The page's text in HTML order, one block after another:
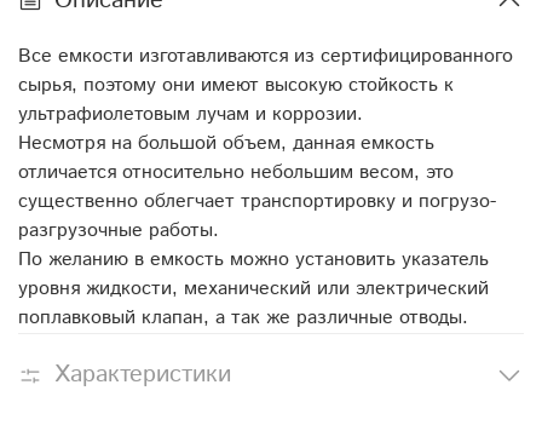
Все емкости изготавливаются из сертифицированного
сырья, поэтому они имеют высокую стойкость к
ультрафиолетовым лучам и коррозии.
Несмотря на большой объем, данная емкость
отличается относительно небольшим весом, это
существенно облегчает транспортировку и погрузо-
разгрузочные работы.
По желанию в емкость можно установить указатель
уровня жидкости, механический или электрический
поплавковый клапан, а так же различные отводы.
Характеристики